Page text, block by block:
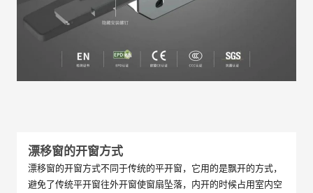
漂移窗的开窗方式
漂移窗的开窗方式不同于传统的平开窗，它用的是飘开的方式，
避免了传统平开窗往外开窗使窗扇坠落，内开的时候占用室内空